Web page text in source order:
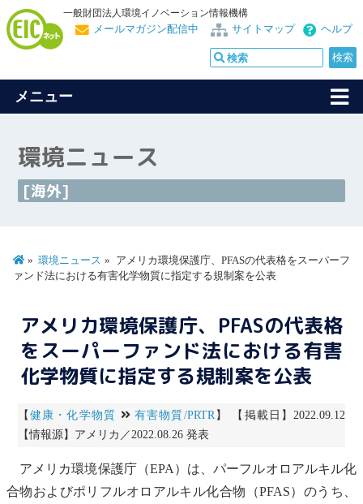
一般財団法人環境イノベーション情報機構
ヘルプ
サイトマップ
メールマガジン配信中
メニュー
環境ニュース
[海外]
環境ニュース
アメリカ環境保護庁、PFASの代表格をスーパーフ
ァンド法における有害化学物質に指定する規制案を公表
アメリカ環境保護庁、PFASの代表格
をスーパーファンド法における有害
化学物質に指定する規制案を公表
【 健康・化学物質 有害物質/PRTR 】 【掲載日】2022.09.12
【情報源】アメリカ／2022.08.26 発表
アメリカ環境保護庁（EPA ）は、パーフルオロアルキル化
合物およびポリフルオロアルキル化合物（PFAS）のうち、